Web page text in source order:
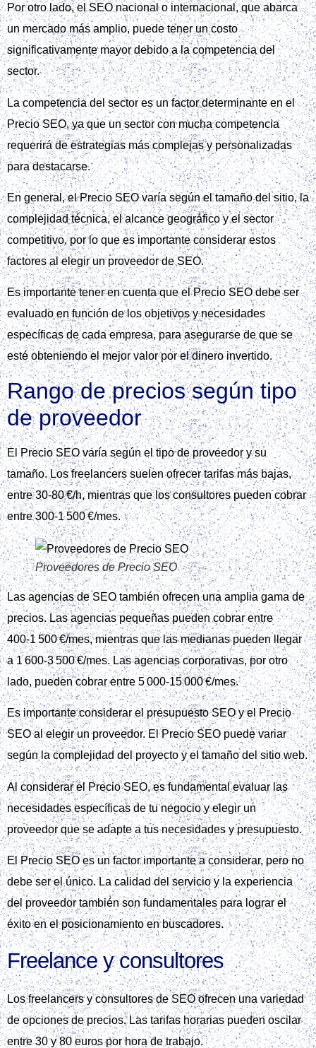
Por otro lado, el SEO nacional o internacional, que abarca
un mercado más amplio, puede tener un costo
significativamente mayor debido a la competencia del
sector.
La competencia del sector es un factor determinante en el
Precio SEO, ya que un sector con mucha competencia
requerirá de estrategias más complejas y personalizadas
para destacarse.
En general, el Precio SEO varía según el tamaño del sitio, la
complejidad técnica, el alcance geográfico y el sector
competitivo, por lo que es importante considerar estos
factores al elegir un proveedor de SEO.
Es importante tener en cuenta que el Precio SEO debe ser
evaluado en función de los objetivos y necesidades
específicas de cada empresa, para asegurarse de que se
esté obteniendo el mejor valor por el dinero invertido.
Rango de precios según tipo
de proveedor
El Precio SEO varía según el tipo de proveedor y su
tamaño. Los freelancers suelen ofrecer tarifas más bajas,
entre 30‑80 €/h, mientras que los consultores pueden cobrar
entre 300‑1 500 €/mes.
Proveedores de Precio SEO
Las agencias de SEO también ofrecen una amplia gama de
precios. Las agencias pequeñas pueden cobrar entre
400‑1 500 €/mes, mientras que las medianas pueden llegar
a 1 600‑3 500 €/mes. Las agencias corporativas, por otro
lado, pueden cobrar entre 5 000‑15 000 €/mes.
Es importante considerar el presupuesto SEO y el Precio
SEO al elegir un proveedor. El Precio SEO puede variar
según la complejidad del proyecto y el tamaño del sitio web.
Al considerar el Precio SEO, es fundamental evaluar las
necesidades específicas de tu negocio y elegir un
proveedor que se adapte a tus necesidades y presupuesto.
El Precio SEO es un factor importante a considerar, pero no
debe ser el único. La calidad del servicio y la experiencia
del proveedor también son fundamentales para lograr el
éxito en el posicionamiento en buscadores.
Freelance y consultores
Los freelancers y consultores de SEO ofrecen una variedad
de opciones de precios. Las tarifas horarias pueden oscilar
entre 30 y 80 euros por hora de trabajo.